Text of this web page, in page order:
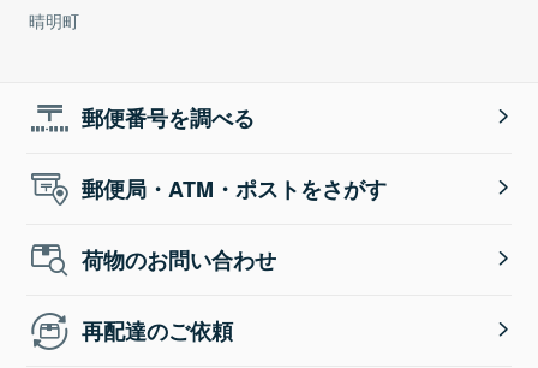
晴明町
郵便番号を調べる
郵便局・ATM・ポストをさがす
荷物のお問い合わせ
再配達のご依頼